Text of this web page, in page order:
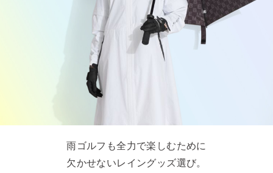
雨ゴルフも全力で楽しむために
欠かせないレイングッズ選び。